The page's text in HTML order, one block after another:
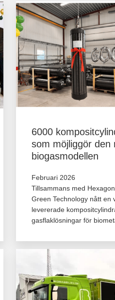
6000
som möjliggör den
biogasmodellen
Februari 2026
Tillsammans med
Green Technology nått en
levererade
gasflaklösningar för